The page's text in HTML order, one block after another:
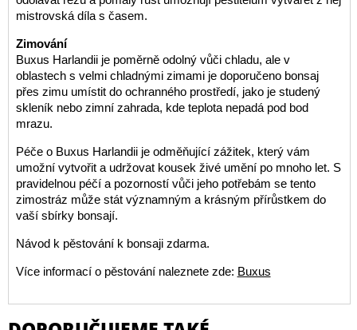
mistrovská díla s časem.
Zimování
Buxus Harlandii je poměrně odolný vůči chladu, ale v
oblastech s velmi chladnými zimami je doporučeno bonsaj
přes zimu umístit do ochranného prostředí, jako je studený
skleník nebo zimní zahrada, kde teplota nepadá pod bod
mrazu.
Péče o Buxus Harlandii je odměňující zážitek, který vám
umožní vytvořit a udržovat kousek živé umění po mnoho let. S
pravidelnou péčí a pozorností vůči jeho potřebám se tento
zimostráz může stát významným a krásným přírůstkem do
vaší sbírky bonsají.
Návod k pěstování k bonsaji zdarma.
Více informací o pěstování naleznete zde: Buxus